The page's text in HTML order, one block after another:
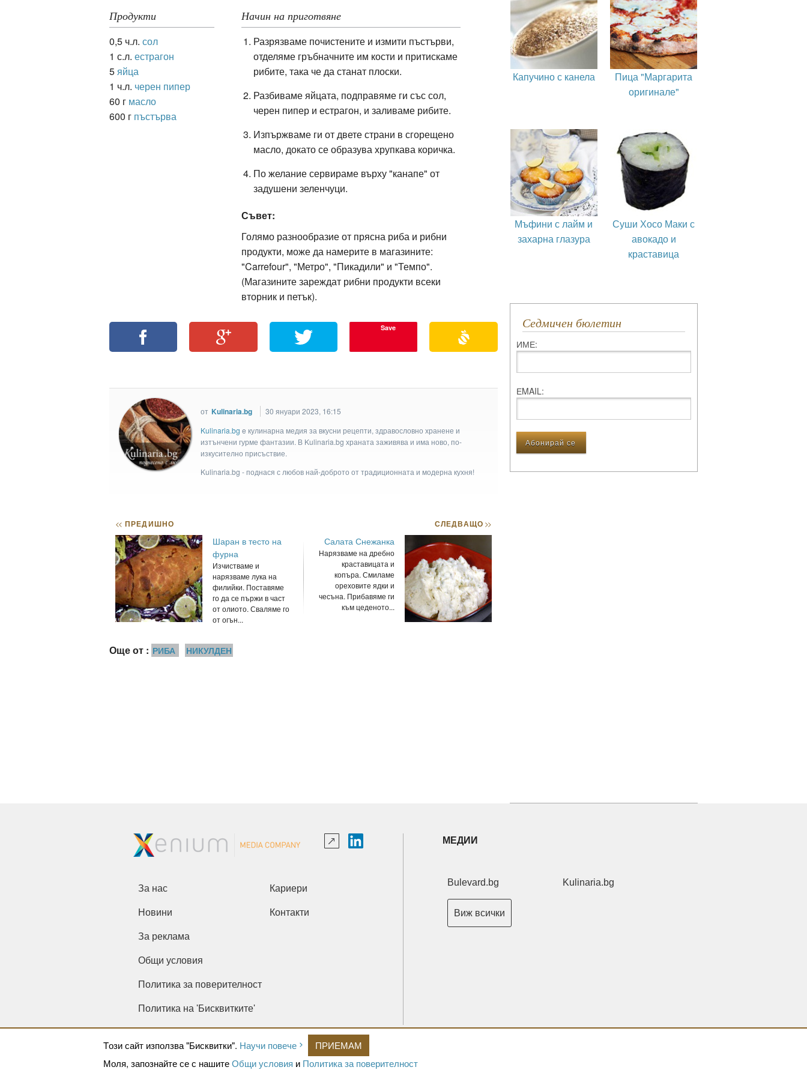
Продукти
0,5 ч.л. сол
1 с.л. естрагон
5яйца
1 ч.л. черен пипер
60 г масло
600 г пъстърва
Начин на приготвяне
Разрязваме почистените и измити пъстърви,
отделяме гръбначните им кости и притискаме
рибите, така че да станат плоски.
Разбиваме яйцата, подправяме ги със сол,
черен пипер и естрагон, и заливаме рибите.
Изпържваме ги от двете страни в сгорещено
масло, докато се образува хрупкава коричка.
По желание сервираме върху "канапе" от
задушени зеленчуци.
Съвет:
Голямо разнообразие от прясна риба и рибни
продукти, може да намерите в магазините:
"Carrefour", "Метро", "Пикадили" и "Темпо".
(Магазините зареждат рибни продукти всеки
вторник и петък).
Save
от Kulinaria.bg
30 януари 2023, 16:15
Kulinaria.bg e кулинарна медия за вкусни рецепти, здравословно хранене и
изтънчени гурме фантазии. В Kulinaria.bg храната заживява и има ново, по-
изкусително присъствие.
Kulinaria.bg - поднася с любов най-доброто от традиционната и модерна кухня!
<< ПРЕДИШНО
Шаран в тесто на
фурна
Изчистваме и
нарязваме лука на
филийки. Поставяме
го да се пържи в част
от олиото. Сваляме го
от огън...
СЛЕДВАЩО>>
Салата Снежанка
Нарязваме на дребно
краставицата и
копъра. Смиламе
ореховите ядки и
чесъна. Прибавяме ги
към цеденото...
Още от : РИБА НИКУЛДЕН
Капучино с канела
Пица "Маргарита
оригинале"
Мъфини с лайм и
захарна глазура
Суши Хосо Маки с
авокадо и
краставица
Седмичен бюлетин
ИМЕ:
ЕMAIL:
Tози сайт използва "Бисквитки". Научи повече
ПРИЕМАМ
Моля, запознайте се с нашитеОбщи условия и Политика за поверителност
За нас Кариери
Новини Контакти
За реклама
Общи условия
Политика за поверителност
Политика на 'Бисквитките'
МЕДИИ
Bulevard.bg Kulinaria.bg
Виж всички
Copyright © 2026 Ксениум ООД. Всички права запазени.